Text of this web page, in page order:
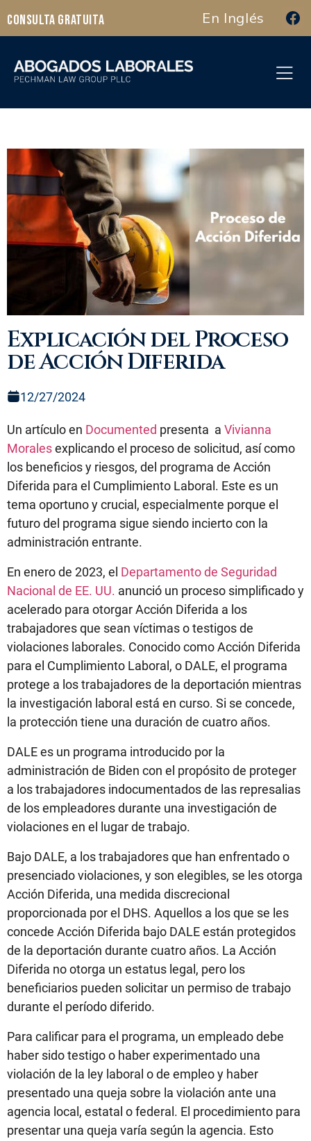
Consulta Gratuita En Inglés
Explicación del Proceso
de Acción Diferida
12/27/2024
Un artículo en Documented presenta a Vivianna
Moralesexplicando el proceso de solicitud, así como
los beneficios y riesgos, del programa de Acción
Diferida para el Cumplimiento Laboral. Este es un
tema oportuno y crucial, especialmente porque el
futuro del programa sigue siendo incierto con la
administración entrante.
En enero de 2023, el Departamento de Seguridad
Nacional de EE. UU. anunció un proceso simplificado y
acelerado para otorgar Acción Diferida a los
trabajadores que sean víctimas o testigos de
violaciones laborales. Conocido como Acción Diferida
para el Cumplimiento Laboral, o DALE, el programa
protege a los trabajadores de la deportación mientras
la investigación laboral está en curso. Si se concede,
la protección tiene una duración de cuatro años.
DALE es un programa introducido por la
administración de Biden con el propósito de proteger
a los trabajadores indocumentados de las represalias
de los empleadores durante una investigación de
violaciones en el lugar de trabajo.
Bajo DALE, a los trabajadores que han enfrentado o
presenciado violaciones, y son elegibles, se les otorga
Acción Diferida, una medida discrecional
proporcionada por el DHS. Aquellos a los que se les
concede Acción Diferida bajo DALE están protegidos
de la deportación durante cuatro años. La Acción
Diferida no otorga un estatus legal, pero los
beneficiarios pueden solicitar un permiso de trabajo
durante el período diferido.
Para calificar para el programa, un empleado debe
haber sido testigo o haber experimentado una
violación de la ley laboral o de empleo y haber
presentado una queja sobre la violación ante una
agencia local, estatal o federal. El procedimiento para
presentar una queja varía según la agencia. Esto